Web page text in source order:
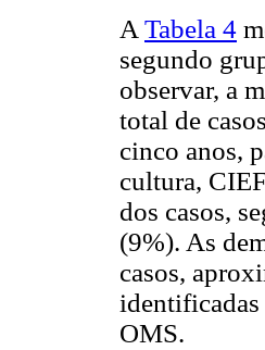
A Tabela 4
segundo
observar, a
total de
cinco anos,
cultura,
dos casos,
(9%). As
casos,
OMS.